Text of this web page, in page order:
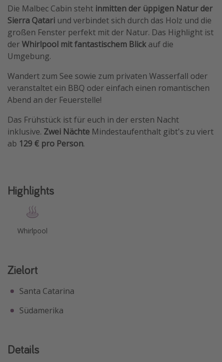
Die Malbec Cabin steht inmitten der üppigen Natur der
Sierra Qatari und verbindet sich durch das Holz und die
großen Fenster perfekt mit der Natur. Das Highlight ist
derWhirlpool mit fantastischem Blick auf die
Umgebung.
Wandert zum See sowie zum privaten Wasserfall oder
veranstaltet ein BBQ oder einfach einen romantischen
Abend an der Feuerstelle!
Das Frühstück ist für euch in der ersten Nacht
inklusive. Zwei Nächte Mindestaufenthalt gibt's zu viert
ab 129 € pro Person.
Highlights
Whirlpool
Zielort
Santa Catarina
Südamerika
Details